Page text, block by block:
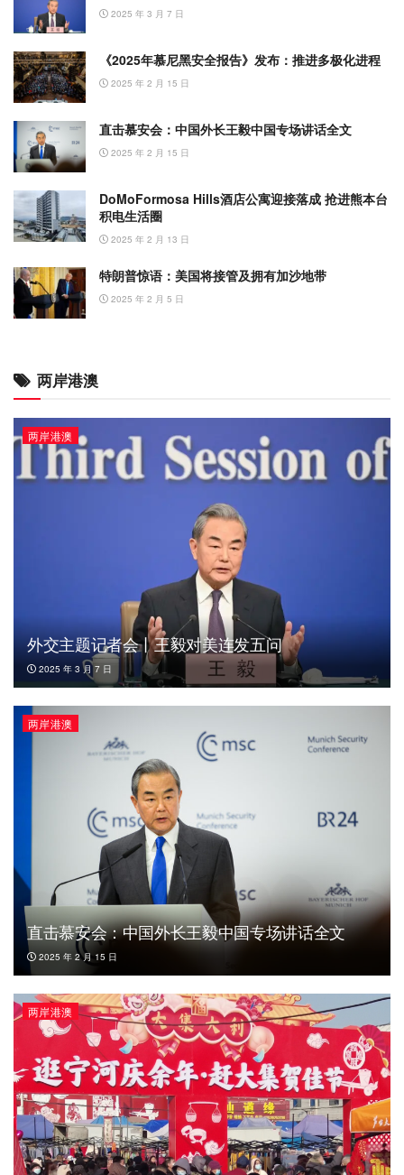
2025 年 3 月 7 日
《2025年慕尼黑安全报告》发布：推进多极化进程
2025 年 2 月 15 日
直击慕安会：中国外长王毅中国专场讲话全文
2025 年 2 月 15 日
DoMoFormosa Hills酒店公寓迎接落成 抢进熊本台
积电生活圈
2025 年 2 月 13 日
特朗普惊语：美国将接管及拥有加沙地带
2025 年 2 月 5 日
两岸港澳
两岸港澳
外交主题记者会丨王毅对美连发五问
2025 年 3 月 7 日
两岸港澳
直击慕安会：中国外长王毅中国专场讲话全文
2025 年 2 月 15 日
两岸港澳